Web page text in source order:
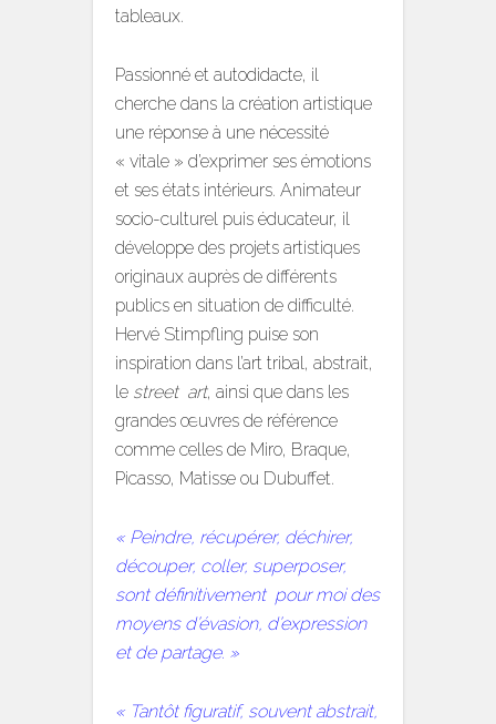
tableaux.
Passionné et autodidacte, il
cherche dans la création artistique
une réponse à une nécessité
« vitale » d’exprimer ses émotions
et ses états intérieurs. Animateur
socio-culturel puis éducateur, il
développe des projets artistiques
originaux auprès de différents
publics en situation de difficulté.
Hervé Stimpfling puise son
inspiration dans l’art tribal, abstrait,
le street art, ainsi que dans les
grandes œuvres de référence
comme celles de Miro, Braque,
Picasso, Matisse ou Dubuffet.
« Peindre, récupérer, déchirer,
découper, coller, superposer,
sont définitivement pour moi des
moyens d’évasion, d’expression
et de partage. »
« Tantôt figuratif, souvent abstrait,